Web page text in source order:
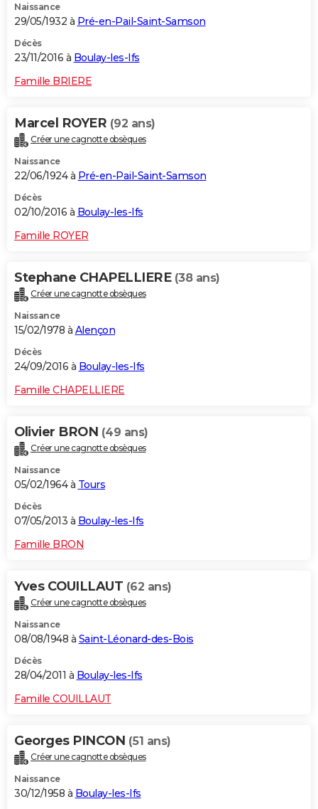
Naissance
29/05/1932 à Pré-en-Pail-Saint-Samson
Décès
23/11/2016 à Boulay-les-Ifs
Famille BRIERE
Marcel ROYER (92 ans)
Créer une cagnotte obsèques
Naissance
22/06/1924 à Pré-en-Pail-Saint-Samson
Décès
02/10/2016 à Boulay-les-Ifs
Famille ROYER
Stephane CHAPELLIERE (38 ans)
Créer une cagnotte obsèques
Naissance
15/02/1978 à Alençon
Décès
24/09/2016 à Boulay-les-Ifs
Famille CHAPELLIERE
Olivier BRON (49 ans)
Créer une cagnotte obsèques
Naissance
05/02/1964 à Tours
Décès
07/05/2013 à Boulay-les-Ifs
Famille BRON
Yves COUILLAUT (62 ans)
Créer une cagnotte obsèques
Naissance
08/08/1948 à Saint-Léonard-des-Bois
Décès
28/04/2011 à Boulay-les-Ifs
Famille COUILLAUT
Georges PINCON (51 ans)
Créer une cagnotte obsèques
Naissance
30/12/1958 à Boulay-les-Ifs